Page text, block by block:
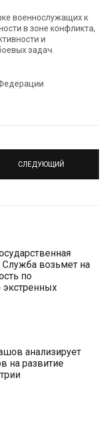
военнослужащих к
в зоне конфликта,
и
задач.
СЛЕДУЮЩИЙ
возьмет на
по
экстренных
анализирует
на развитие